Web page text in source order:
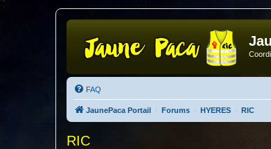
FAQ
JaunePaca Portail Forums HYERES RIC
RIC